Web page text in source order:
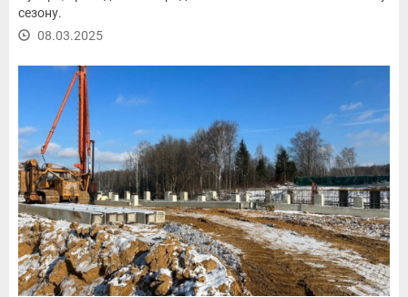
сезону.
08.03.2025